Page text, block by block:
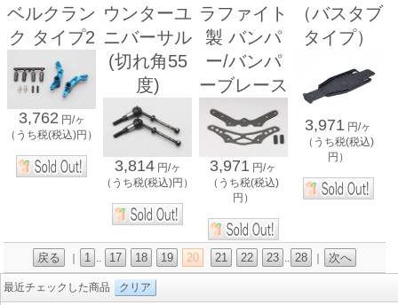
ベルクラン
ク タイプ2
3,762 円/ヶ
（うち税(税込)円）
ウンターユ
ニバーサル
(切れ角55
度)
3,814 円/ヶ
（うち税(税込)円）
ラファイト
製 バンパ
ー/バンパ
ーブレース
3,971 円/ヶ
（うち税(税込)
円）
（バスタブ
タイプ）
3,971 円/ヶ
（うち税(税込)
円）
戻る 1 .. 17 18 19 20 21 22 23 .. 28 次へ
最近チェックした商品 クリア